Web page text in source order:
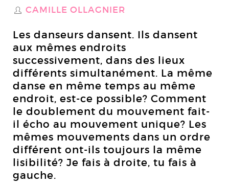
S CAMILLE OLLAGNIER
Les danseurs dansent. Ils dansent
aux mêmes endroits
successivement, dans des lieux
différents simultanément. La même
danse en même temps au même
endroit, est-ce possible? Comment
le doublement du mouvement fait-
il écho au mouvement unique? Les
mêmes mouvements dans un ordre
différent ont-ils toujours la même
lisibilité? Je fais à droite, tu fais à
gauche.